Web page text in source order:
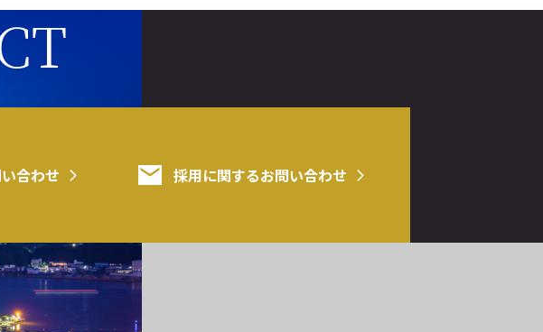
合わせ 採用に関するお問い合わせ